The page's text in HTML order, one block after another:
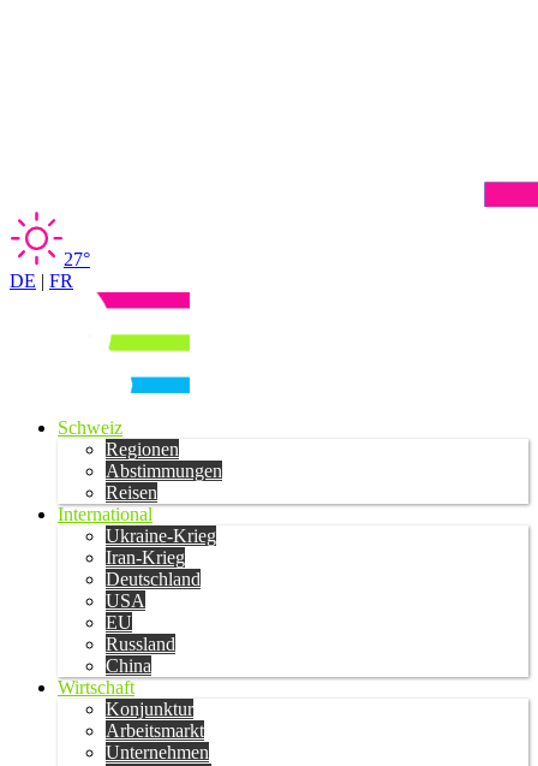
27°
DE | FR
Schweiz
Regionen
Abstimmungen
Reisen
International
Ukraine-Krieg
Iran-Krieg
Deutschland
USA
EU
Russland
China
Wirtschaft
Konjunktur
Arbeitsmarkt
Unternehmen